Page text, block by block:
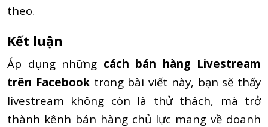
theo.
Kết luận
Áp dụng những cách bán hàng Livestream
trên Facebooktrong bài viết này, bạn sẽ thấy
livestream không còn là thử thách, mà trở
thành kênh bán hàng chủ lực mang về doanh